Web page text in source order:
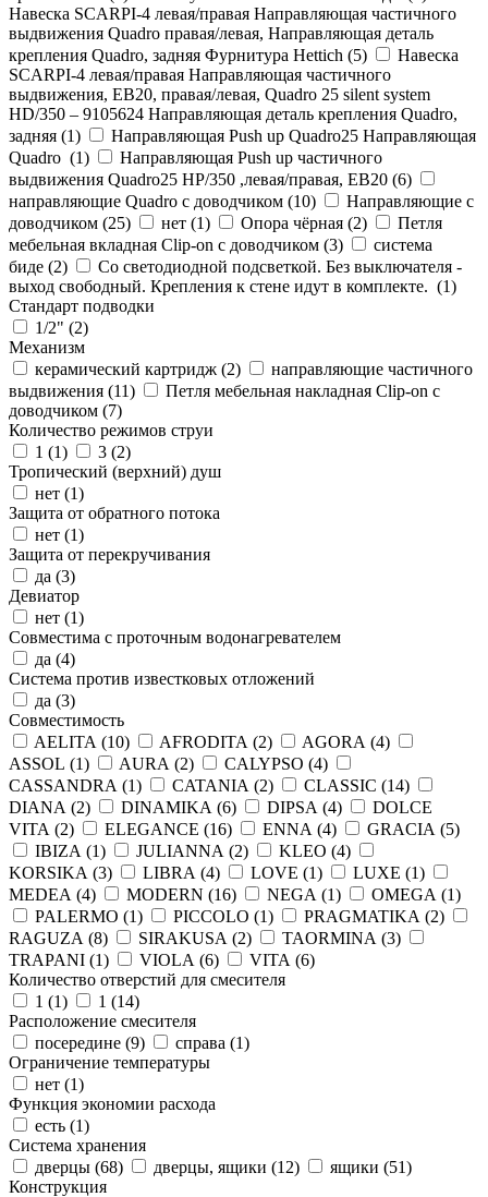
Навеска SCARPI-4 левая/правая Направляющая частичного
выдвижения Quadro правая/левая, Направляющая деталь
крепления Quadro, задняя Фурнитура Hettich (5)
Навеска
SCARPI-4 левая/правая Направляющая частичного
выдвижения, ЕВ20, правая/левая, Quadro 25 silent system
HD/350 – 9105624 Направляющая деталь крепления Quadro,
задняя (1)
Направляющая Push up Quadro25 Направляющая
Quadro (1)
Направляющая Push up частичного
выдвижения Quadro25 НР/350 ,левая/правая, ЕВ20 (6)
направляющие Quadro с доводчиком (10)
Направляющие с
доводчиком (25) нет (1) Опора чёрная (2)
Петля
мебельная вкладная Clip-on с доводчиком (3)
система
биде (2)
Со светодиодной подсветкой. Без выключателя -
выход свободный. Крепления к стене идут в комплекте. (1)
Стандарт подводки
1/2" (2)
Механизм
керамический картридж (2)
направляющие частичного
выдвижения (11)
Петля мебельная накладная Clip-on с
доводчиком (7)
Количество режимов струи
1 (1) 3 (2)
Тропический (верхний) душ
нет (1)
Защита от обратного потока
нет (1)
Защита от перекручивания
да (3)
Девиатор
нет (1)
Совместима с проточным водонагревателем
да (4)
Система против известковых отложений
да (3)
Совместимость
AELITA (10) AFRODITA (2) AGORA (4)
ASSOL (1) AURA (2) CALYPSO (4)
CASSANDRA (1) CATANIA (2) CLASSIC (14)
DIANA (2) DINAMIKA (6) DIPSA (4)
DOLCE
VITA (2) ELEGANCE (16) ENNA (4) GRACIA (5)
IBIZA (1) JULIANNA (2) KLEO (4)
KORSIKA (3) LIBRA (4) LOVE (1) LUXE (1)
MEDEA (4) MODERN (16) NEGA (1) OMEGA (1)
PALERMO (1) PICCOLO (1) PRAGMATIKA (2)
RAGUZA (8) SIRAKUSA (2) TAORMINA (3)
TRAPANI (1) VIOLA (6) VITA (6)
Количество отверстий для смесителя
1 (1) 1 (14)
Расположение смесителя
посередине (9) справа (1)
Ограничение температуры
нет (1)
Функция экономии расхода
есть (1)
Система хранения
дверцы (68) дверцы, ящики (12) ящики (51)
Конструкция